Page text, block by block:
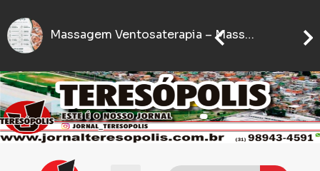
Seter disp IFMG abre inscrições para processo seletivo com quase 5 mil vagas gratuitasFlávio Bolsonaro anuncia quem será seu vice nas eleições presidenciais de 2026